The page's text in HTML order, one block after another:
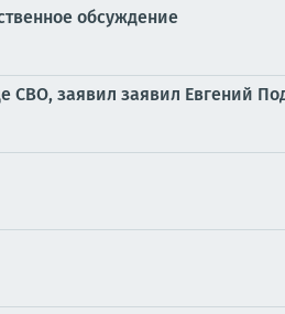
обсуждение
СВО, заявил заявил Евгений